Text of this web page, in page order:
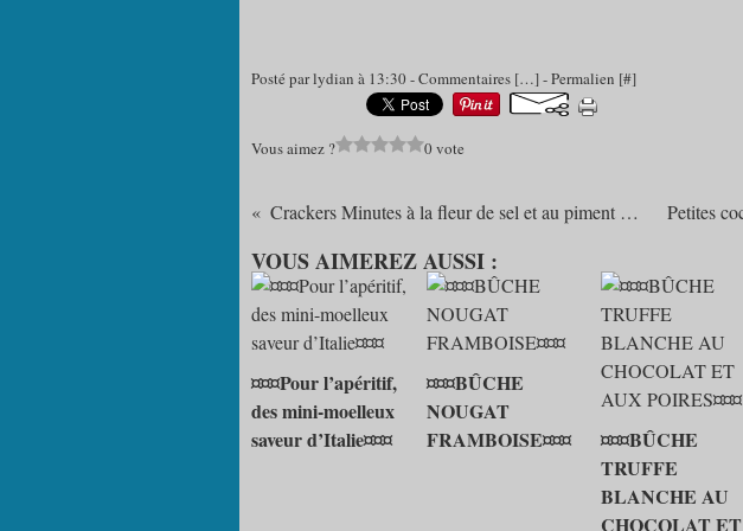
Posté par lydian à 13:30 -Commentaires […]- Permalien [#]
Vous aimez ? 0 vote
Crackers Minutes à la fleur de sel et au piment d' Espelette
VOUS AIMEREZ AUSSI :
¤¤¤Pour l’apéritif,
des mini-moelleux
saveur d’Italie¤¤¤
¤¤¤BÛCHE
NOUGAT
FRAMBOISE¤¤¤
¤¤¤BÛCHE
TRUFFE
BLANCHE AU
CHOCOLAT ET